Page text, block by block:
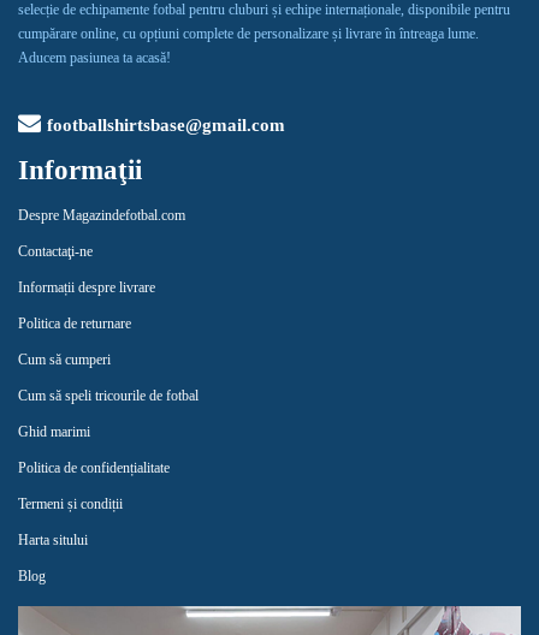
selecție de echipamente fotbal pentru cluburi și echipe internaționale, disponibile pentru
cumpărare online, cu opțiuni complete de personalizare și livrare în întreaga lume.
Aducem pasiunea ta acasă!
footballshirtsbase@gmail.com
Informaţii
Despre Magazindefotbal.com
Contactaţi-ne
Informații despre livrare
Politica de returnare
Cum să cumperi
Cum să speli tricourile de fotbal
Ghid marimi
Politica de confidențialitate
Termeni și condiții
Harta sitului
Blog